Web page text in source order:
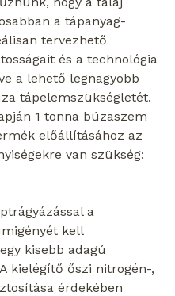
a tápanyag-
tervezhető
és a technológia
a lehető legnagyobb
tápelemszükségletét.
1 tonna búzaszem
előállításához az
van szükség:
a
kell
kisebb adagú
kielégítő őszi nitrogén-,
érdekében